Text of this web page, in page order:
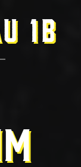
1b